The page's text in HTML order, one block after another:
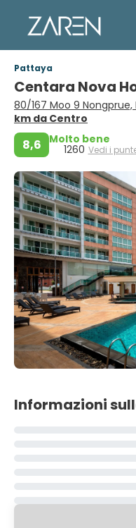
Pattaya
Centara Nova
80/167 Moo 9
km da Centro
8,6 Molto bene
1260 Vedi i
Informazioni